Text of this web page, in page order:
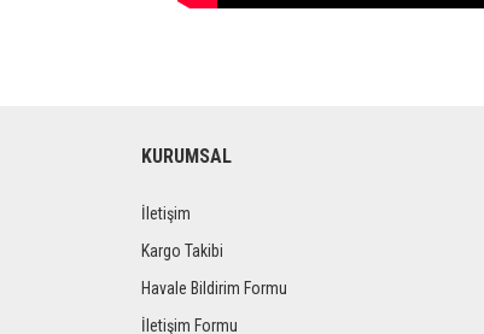
KURUMSAL
İletişim
Kargo Takibi
Havale Bildirim Formu
İletişim Formu